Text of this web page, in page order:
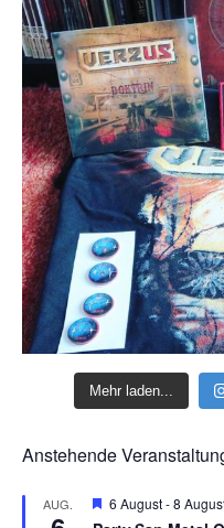
Mehr laden...
Anstehende
AUG.
H
6 August-8